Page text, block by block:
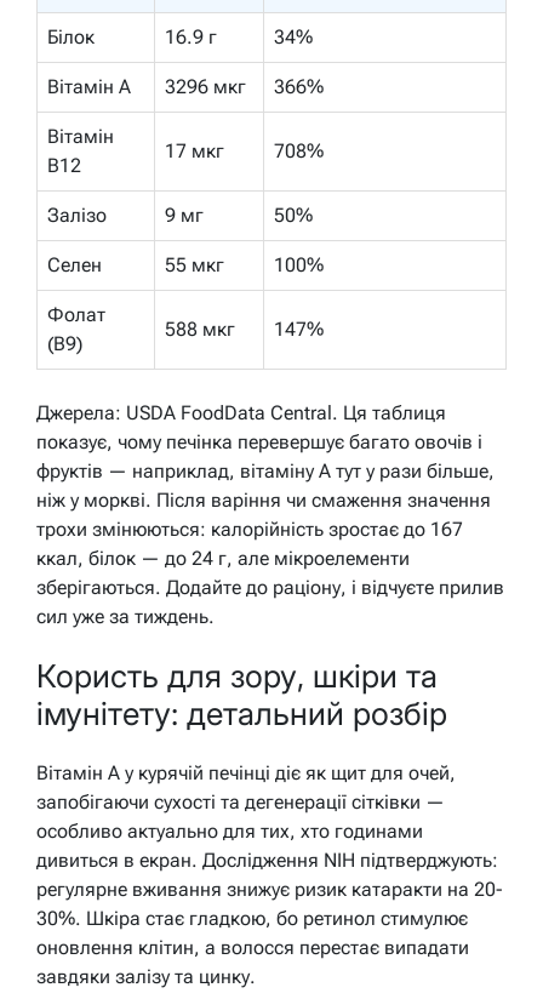
Білок 16.9 г 34%
Вітамін A 3296 мкг 366%
Вітамін
B12
17 мкг 708%
Залізо 9 мг 50%
Селен 55 мкг 100%
Фолат
(B9)
588 мкг 147%
Джерела: USDA FoodData Central. Ця таблиця
показує, чому печінка перевершує багато овочів і
фруктів — наприклад, вітаміну A тут у рази більше,
ніж у моркві. Після варіння чи смаження значення
трохи змінюються: калорійність зростає до 167
ккал, білок — до 24 г, але мікроелементи
зберігаються. Додайте до раціону, і відчуєте прилив
сил уже за тиждень.
Користь для зору, шкіри та
імунітету: детальний розбір
Вітамін A у курячій печінці діє як щит для очей,
запобігаючи сухості та дегенерації сітківки —
особливо актуально для тих, хто годинами
дивиться в екран. Дослідження NIH підтверджують:
регулярне вживання знижує ризик катаракти на 20-
30%. Шкіра стає гладкою, бо ретинол стимулює
оновлення клітин, а волосся перестає випадати
завдяки залізу та цинку.